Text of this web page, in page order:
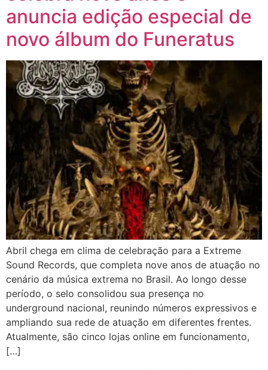
anuncia edição especial de
novo álbum do Funeratus
Abril chega em clima de celebração para a Extreme
Sound Records, que completa nove anos de atuação no
cenário da música extrema no Brasil. Ao longo desse
período, o selo consolidou sua presença no
underground nacional, reunindo números expressivos e
ampliando sua rede de atuação em diferentes frentes.
Atualmente, são cinco lojas online em funcionamento,
[…]